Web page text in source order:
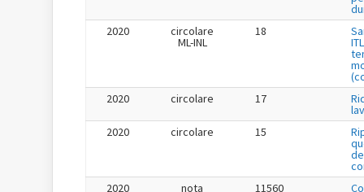
2020
circolare
ML-INL
18
2020
circolare 17
2020
circolare 15
2020
nota 11560